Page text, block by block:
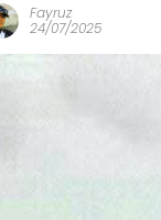
Fayruz
24/07/2025